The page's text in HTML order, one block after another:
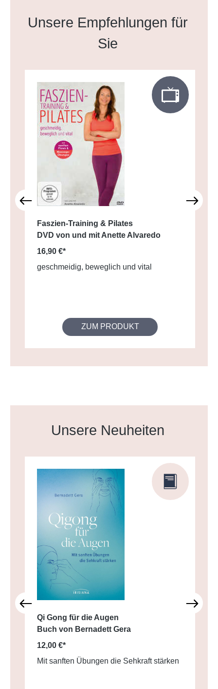
Produktgalerie überspringen
Unsere Empfehlungen für
Sie
Faszien-Training & Pilates
DVD von und mit Anette Alvaredo
16,90 €*
geschmeidig, beweglich und vital
ZUM PRODUKT
Produktgalerie überspringen
Unsere Neuheiten
Qi Gong für die Augen
Buch von Bernadett Gera
12,00 €*
Mit sanften Übungen die Sehkraft stärken